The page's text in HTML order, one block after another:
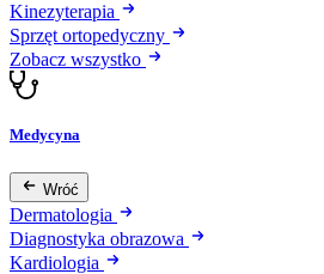
Kinezyterapia
Sprzęt ortopedyczny
Zobacz wszystko
Medycyna
Wróć
Dermatologia
Diagnostyka obrazowa
Kardiologia